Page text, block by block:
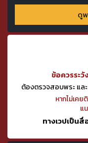
ดู
ข้อควรระวั
ต้องตรวจสอบพระ แล
หากไม่เค
แ
ทางเวปเป็นสื่